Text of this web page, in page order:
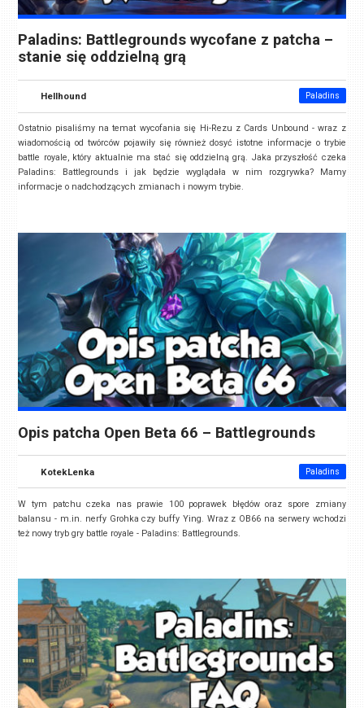
Paladins: Battlegrounds wycofane z patcha –
stanie się oddzielną grą
Hellhound Paladins
Ostatnio pisaliśmy na temat wycofania się Hi-Rezu z Cards Unbound - wraz z
wiadomością od twórców pojawiły się również dosyć istotne informacje o trybie
battle royale, który aktualnie ma stać się oddzielną grą. Jaka przyszłość czeka
Paladins: Battlegrounds i jak będzie wyglądała w nim rozgrywka? Mamy
informacje o nadchodzących zmianach i nowym trybie.
Opis patcha Open Beta 66 – Battlegrounds
KotekLenka Paladins
W tym patchu czeka nas prawie 100 poprawek błędów oraz spore zmiany
balansu - m.in. nerfy Grohka czy buffy Ying. Wraz z OB66 na serwery wchodzi
też nowy tryb gry battle royale - Paladins: Battlegrounds.